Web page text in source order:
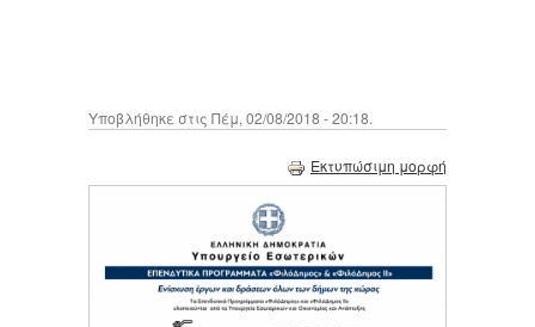
Υποβλήθηκε στις Πέμ, 02/08/2018 - 20:18.
Εκτυπώσιμη μορφή